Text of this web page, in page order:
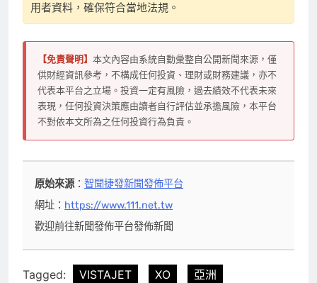
用者資料，確保符合當地法規。
【免責聲明】 本文內容由系統自動彙整自公開新聞來源，僅
供財經資訊參考，不構成任何投資、理財或財務建議，亦不
代表本平台之立場。投資一定有風險，過去績效不代表未來
表現，任何投資決策應由讀者自行評估並承擔風險，本平台
不對依本文所為之任何投資行為負責。
原始來源：智聞捷發新聞發佈平台
網址： https://www.111.net.tw
歡迎前往新聞發佈平台發佈新聞
Tagged: VISTAJET XO
亞洲